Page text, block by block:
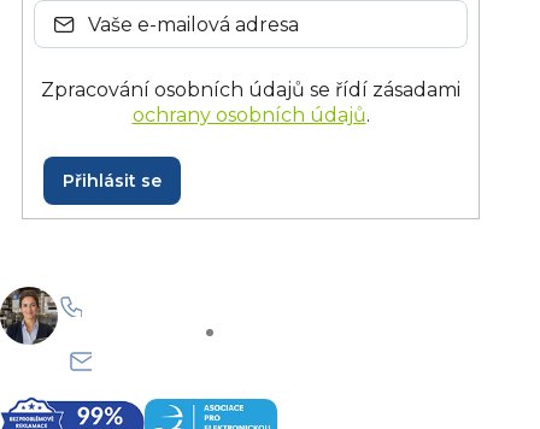
Zpracování osobních údajů se řídí zásadami
ochrany osobních údajů.
Přihlásit se